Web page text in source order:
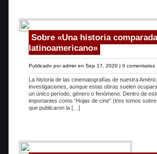
Sobre «Una historia
latinoamericano»
Publicado poradmin en Sep 17, 2020 | 0 comentarios
La historia de las cinematografías de nuestra
investigaciones, aunque estas obras suelen
un único período, género o fenómeno. Dentro de
importantes como “Hojas de cine” (tres tomos
que publicaron la […]